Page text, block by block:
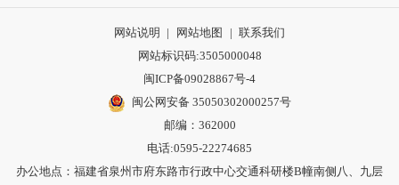
网站说明 | 网站地图 | 联系我们
网站标识码:3505000048
闽ICP备09028867号-4
闽公网安备 35050302000257号
邮编：362000
电话:0595-22274685
办公地点：福建省泉州市府东路市行政中心交通科研楼B幢南侧八、九层